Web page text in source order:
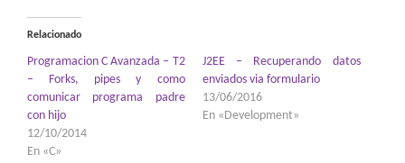
Relacionado
Programacion C Avanzada – T2
– Forks, pipes y como
comunicar programa padre
con hijo
12/10/2014
En «C»
J2EE – Recuperando datos
enviados via formulario
13/06/2016
En «Development»